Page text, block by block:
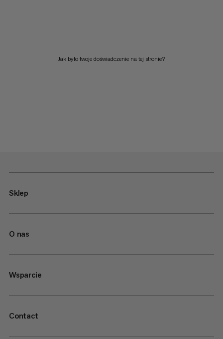
Jak było twoje doświadczenie na tej stronie?
Sklep
O nas
Wsparcie
Contact